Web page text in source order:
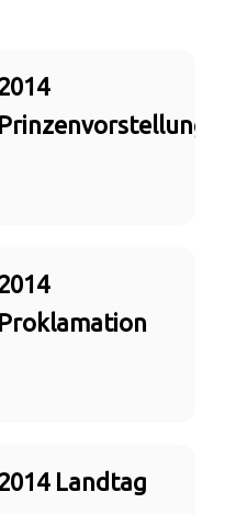
Prinzenvorstellung
Proklamation
Landtag